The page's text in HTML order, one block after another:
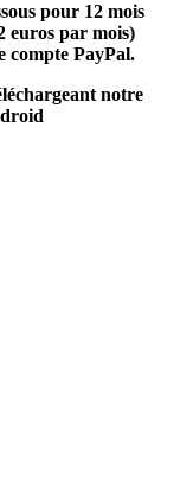
pour 12 mois
euros par mois)
compte PayPal.
notre